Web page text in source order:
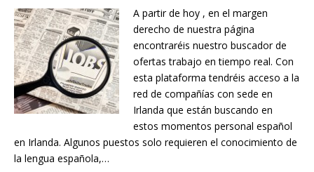
A partir de hoy , en el margen
derecho de nuestra página
encontraréis nuestro buscador de
ofertas trabajo en tiempo real. Con
esta plataforma tendréis acceso a la
red de compañías con sede en
Irlanda que están buscando en
estos momentos personal español
en Irlanda. Algunos puestos solo requieren el conocimiento de
la lengua española,…